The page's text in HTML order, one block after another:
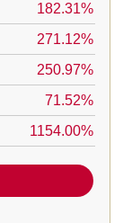
182.31
271.12
250.97
71.52
1154.00